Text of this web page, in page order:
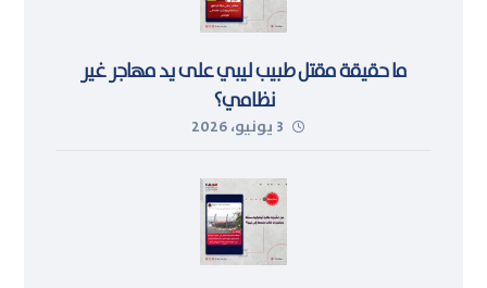
ما حقيقة مقتل طبيب ليبي على يد مهاجر غير
نظامي؟
3 يونيو، 2026